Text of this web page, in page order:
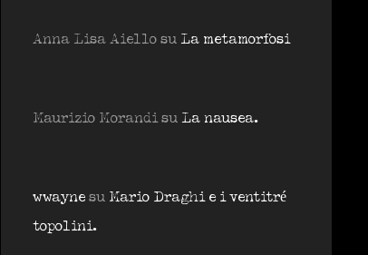
Anna Lisa Aiellosu La metamorfosi
Maurizio Morandisu La nausea.
wwaynesu Mario Draghi e i ventitré
topolini.